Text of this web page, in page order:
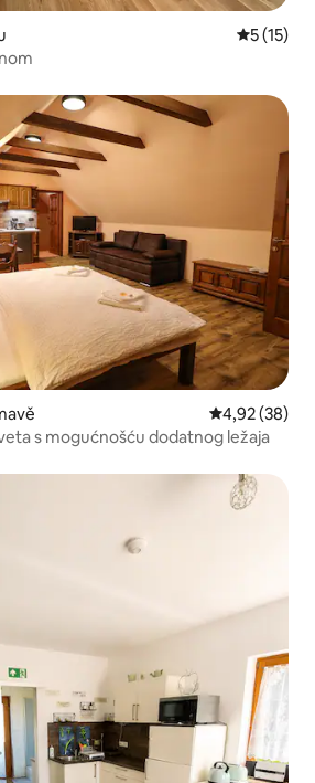
Prosječna
5 (15)
Prosječna
4,92 (38)
s mogućnošću dodatnog ležaja